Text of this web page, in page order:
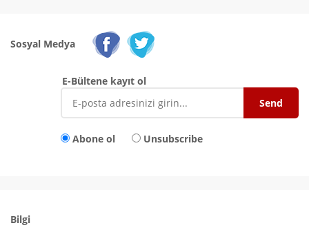
Sosyal Medya
E-Bültene kayıt ol
Abone ol Unsubscribe
Bilgi